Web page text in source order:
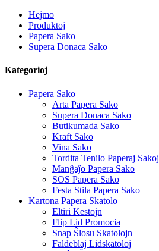
Hejmo
Produktoj
Papera Sako
Supera Donaca Sako
Kategorioj
Papera Sako
Arta Papera Sako
Supera Donaca Sako
Butikumada Sako
Kraft Sako
Vina Sako
Tordita Tenilo Paperaj Sakoj
Manĝaĵo Papera Sako
SOS Papera Sako
Festa Stila Papera Sako
Kartona Papera Skatolo
Eltiri Kestojn
Flip Lid Promocia
Snap Ŝlosu Skatolojn
Faldeblaj Lidskatoloj